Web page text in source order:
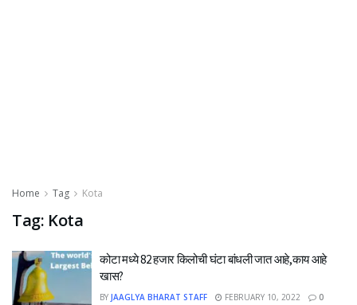
Home Tag Kota
Tag: Kota
कोटा मध्ये 82 हजार किलोची घंटा बांधली जात आहे,काय आहे
खास?
BY JAAGLYA BHARAT STAFF FEBRUARY 10, 2022 0